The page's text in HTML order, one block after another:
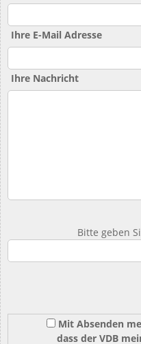
Ihre E-Mail Adresse
Ihre Nachricht
Bitte geben
Mit Absenden
dass der VDB